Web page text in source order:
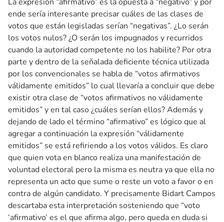
ende sería interesante precisar cuáles de las clases de
votos que están legisladas serían “negativas”. ¿Lo serán
los votos nulos? ¿O serán los impugnados y recurridos
cuando la autoridad competente no los habilite? Por otra
parte y dentro de la señalada deficiente técnica utilizada
por los convencionales se habla de “votos afirmativos
válidamente emitidos” lo cual llevaría a concluir que debe
existir otra clase de “votos afirmativos no válidamente
emitidos” y en tal caso ¿cuáles serían ellos? Además y
dejando de lado el término “afirmativo” es lógico que al
agregar a continuación la expresión “válidamente
emitidos” se está refiriendo a los votos válidos. Es claro
que quien vota en blanco realiza una manifestación de
voluntad electoral pero la misma es neutra ya que ella no
representa un acto que sume o reste un voto a favor o en
contra de algún candidato. Y precisamente Bidart Campos
descartaba esta interpretación sosteniendo que “voto
‘afirmativo’ es el que afirma algo, pero queda en duda si